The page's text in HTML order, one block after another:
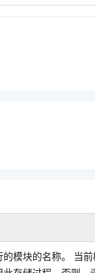
的模块的名称。 当